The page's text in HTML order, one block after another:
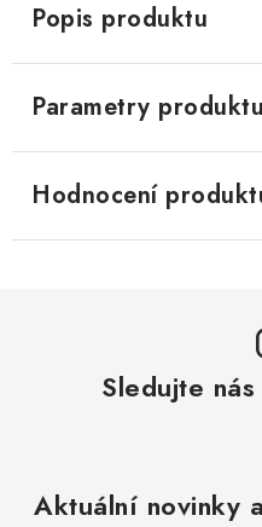
Popis produktu
Parametry produktu
Hodnocení
Sledujte
Aktuální novinky